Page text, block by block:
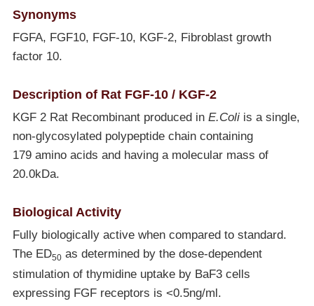
Synonyms
FGFA, FGF10, FGF-10, KGF-2, Fibroblast growth
factor 10.
Description of Rat FGF-10 / KGF-2
KGF 2 Rat Recombinant produced in E.Coliis a single,
non-glycosylated polypeptide chain containing
179 amino acids and having a molecular mass of
20.0kDa.
Biological Activity
Fully biologically active when compared to standard.
The ED50as determined by the dose-dependent
stimulation of thymidine uptake by BaF3 cells
expressing FGF receptors is <0.5ng/ml.